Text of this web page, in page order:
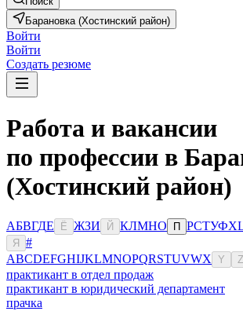
Барановка (Хостинский район)
Войти
Войти
Создать резюме
Работа и вакансии
по профессии в
(Хостинский район)
АБВГДЕ Ё ЖЗИ Й КЛМНО П РСТУФХ
Я
#
ABCDEFGHIJKLMNOPQRSTUVWX Y Z
практикант в отдел продаж
практикант в юридический департамент
прачка